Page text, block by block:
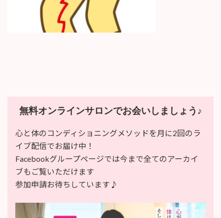
無料オンラインサロンでお会いしましょう♪
心と体のコンディショニングメソッドを月に2回のラ
イブ配信でお届け中！
Facebookグループページでは今まで全てのアーカイ
ブもご覧いただけます
参加申請お待ちしています♪